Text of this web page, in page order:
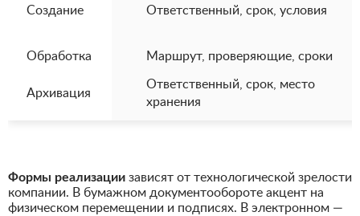
Создание Ответственный, срок, условия
Обработка Маршрут, проверяющие, сроки
Архивация
Ответственный, срок, место
хранения
Формы реализации зависят от технологической зрелости
компании. В бумажном документообороте акцент на
физическом перемещении и подписях. В электронном —